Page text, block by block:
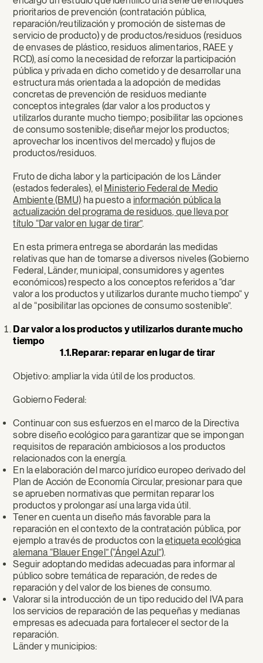
prioritarios de prevención (contratación pública,
reparación/reutilización y promoción de sistemas de
servicio de producto) y de productos/residuos (residuos
de envases de plástico, residuos alimentarios, RAEE y
RCD), así como la necesidad de reforzar la participación
pública y privada en dicho cometido y de desarrollar una
estructura más orientada a la adopción de medidas
concretas de prevención de residuos mediante
conceptos integrales (dar valor a los productos y
utilizarlos durante mucho tiempo; posibilitar las opciones
de consumo sostenible; diseñar mejor los productos;
aprovechar los incentivos del mercado) y flujos de
productos/residuos.
Fruto de dicha labor y la participación de los Länder
(estados federales), el Ministerio Federal de Medio
Ambiente (BMU) ha puesto a información pública la
actualización del programa de residuos, que lleva por
título “Dar valor en lugar de tirar”.
En esta primera entrega se abordarán las medidas
relativas que han de tomarse a diversos niveles (Gobierno
Federal, Länder, municipal, consumidores y agentes
económicos) respecto a los conceptos referidos a “dar
valor a los productos y utilizarlos durante mucho tiempo“ y
al de “posibilitar las opciones de consumo sostenible”.
Dar valor a los productos y utilizarlos durante mucho
tiempo
1.1.Reparar: reparar en lugar de tirar
Objetivo: ampliar la vida útil de los productos.
Gobierno Federal:
Continuar con sus esfuerzos en el marco de la Directiva
sobre diseño ecológico para garantizar que se impongan
requisitos de reparación ambiciosos a los productos
relacionados con la energía.
En la elaboración del marco jurídico europeo derivado del
Plan de Acción de Economía Circular, presionar para que
se aprueben normativas que permitan reparar los
productos y prolongar así una larga vida útil.
Tener en cuenta un diseño más favorable para la
reparación en el contexto de la contratación pública, por
ejemplo a través de productos con laetiqueta ecológica
alemana “Blauer Engel” (“Ángel Azul”).
Seguir adoptando medidas adecuadas para informar al
público sobre temática de reparación, de redes de
reparación y del valor de los bienes de consumo.
Valorar si la introducción de un tipo reducido del IVA para
los servicios de reparación de las pequeñas y medianas
empresas es adecuada para fortalecer el sector de la
reparación.
Länder y municipios: